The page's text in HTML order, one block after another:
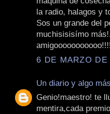
la radio, halagos y
Sos un grande del
muchisisisímo
6 DE MARZO
Un diario y algo más
Genio!maestro! te
mentira,cada